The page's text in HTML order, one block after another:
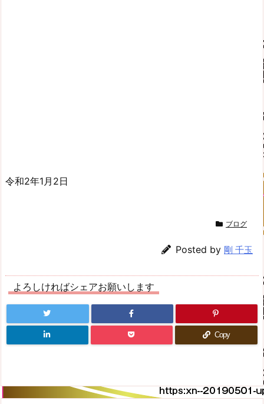
令和2年1月2日
ブログ
Posted by 剛 千玉
よろしければシェアお願いします
Copy